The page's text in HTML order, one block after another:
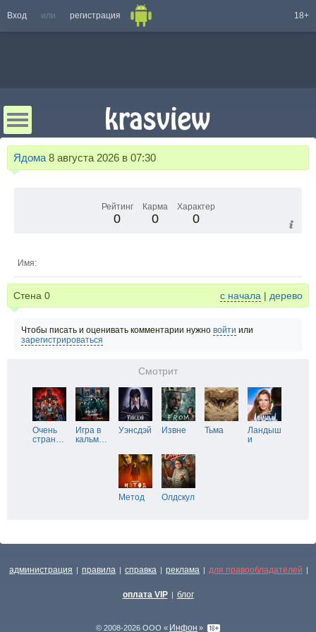
Вход или регистрация 18+
Ядома 8 августа 2026 в 07:30
Рейтинг
0
Карма
0
Характер
0
Имя:
Стена 0 с начала | дерево
Чтобы писать и оценивать комментарии нужно войти или
зарегистрироваться
Смотрит
Очень
стран…
Игра в
кальм…
Уэнсдэй Извне Тьма
Ландыш
и
Метод Олдскул
администрация | правила | справка | реклама | для правообладателей |
оплата VIP | блог
© 2008-2026 ООО « Инфон »